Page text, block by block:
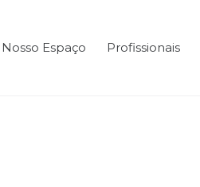
Nosso Espaço Profissionais